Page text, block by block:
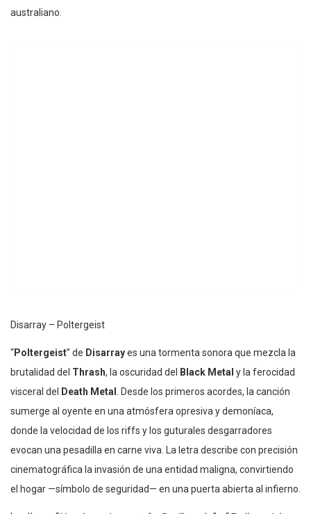
australiano.
Disarray – Poltergeist
“Poltergeist” de Disarrayes una tormenta sonora que mezcla la
brutalidad del Thrash, la oscuridad del Black Metal y la ferocidad
visceral del
Death Metal
. Desde los primeros acordes, la canción
sumerge al oyente en una atmósfera opresiva y demoníaca,
donde la velocidad de los riffs y los guturales desgarradores
evocan una pesadilla en carne viva. La letra describe con precisión
cinematográfica la invasión de una entidad maligna, convirtiendo
el hogar —símbolo de seguridad— en una puerta abierta al infierno.